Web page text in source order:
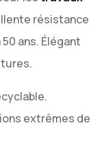
résistance
ans. Élégant
extrêmes de